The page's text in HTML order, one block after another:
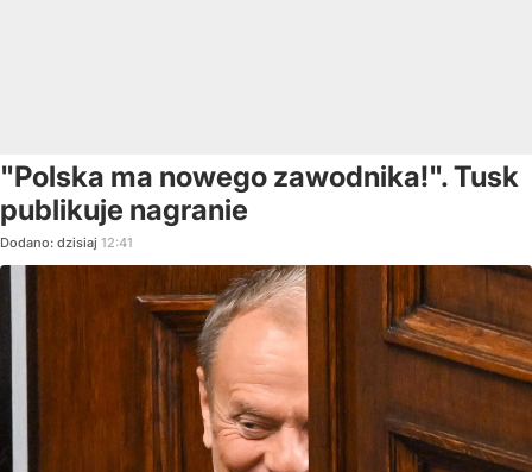
"Polska ma nowego zawodnika!". Tusk
publikuje nagranie
Dodano: dzisiaj 12:41